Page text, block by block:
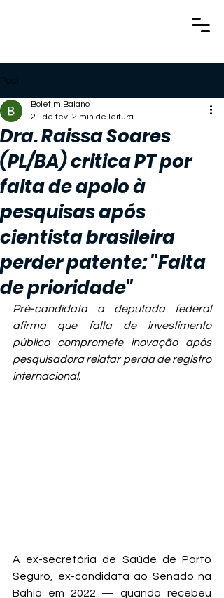
Post
Dra. Raissa Soares
(PL/BA) critica PT por
falta de apoio à
pesquisas após
cientista brasileira
perder patente: "Falta
de prioridade"
Boletim Baiano
21 de fev. 2 min de leitura
Pré-candidata a deputada federal
afirma que falta de investimento
público compromete inovação após
pesquisadora relatar perda de registro
internacional.
A ex-secretária de Saúde de Porto
Seguro, ex-candidata ao Senado na
Bahia em 2022 — quando recebeu